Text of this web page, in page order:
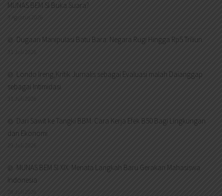
MUNAS BEM SI Buka Suara?
3 Agustus 2026
Dugaan Manipulasi Batu Bara: Negara Rugi Hingga Rp5 Triliun
31 Juli 2026
Londo Ireng,Kritik Jurnalis sebagai Evaluasi malah Daianggap
sebagai Intimidasi.
31 Juli 2026
Dari Sawit ke Tangki BBM: Cara Kerja Efek B50 Bagi Lingkungan
dan Ekonomi
29 Juli 2026
MUNAS BEM SI XIX: Menata Langkah Baru Gerakan Mahasiswa
Indonesia
28 Juli 2026